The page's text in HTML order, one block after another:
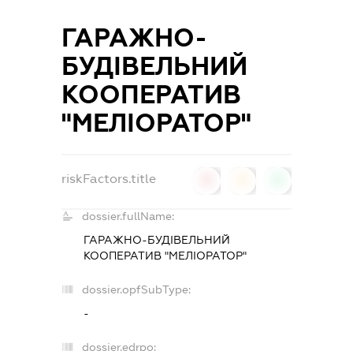
ГАРАЖНО-
БУДІВЕЛЬНИЙ
КООПЕРАТИВ
"МЕЛІОРАТОР"
riskFactors.title
dossier.fullName:
ГАРАЖНО-БУДІВЕЛЬНИЙ
КООПЕРАТИВ "МЕЛІОРАТОР"
dossier.opfSubType:
-
dossier.edrpo: